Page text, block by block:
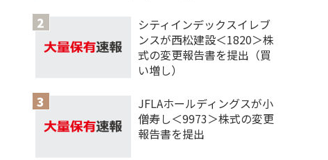
シティインデックスイレブ
ンスが西松建設＜1820＞株
式の変更報告書を提出（買
い増し）
JFLAホールディングスが小
僧寿し＜9973＞株式の変更
報告書を提出